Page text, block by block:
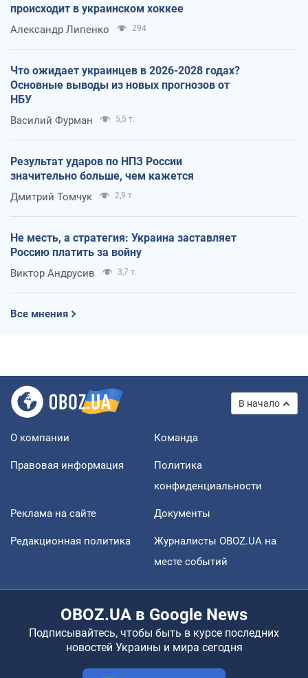
происходит в украинском хоккее
Александр Липенко 294
Что ожидает украинцев в 2026-2028 годах?
Основные выводы из новых прогнозов от
НБУ
Василий Фурман 5,5 т.
Результат ударов по НПЗ России
значительно больше, чем кажется
Дмитрий Томчук 2,9 т.
Не месть, а стратегия: Украина заставляет
Россию платить за войну
Виктор Андрусив 3,7 т.
Все мнения
В начало
О компании Команда
Правовая информация
Политика
конфиденциальности
Реклама на сайте Документы
Редакционная политика
Журналисты OBOZ.UA на
месте событий
OBOZ.UA в Google News
Подписывайтесь, чтобы быть в курсе последних
новостей Украины и мира сегодня